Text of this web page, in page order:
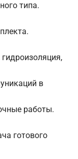
типа.
в
работы.
готового